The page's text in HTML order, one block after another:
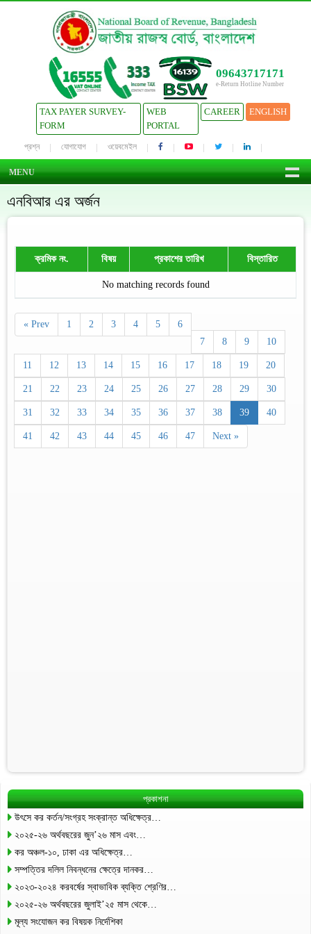
09643717171
e-Return Hotline Number
TAX PAYER SURVEY-
FORM
WEB
PORTAL
CAREER ENGLISH
প্রশ্ন যোগাযোগ ওয়েবমেইল
MENU
এনবিআর এর অর্জন
ক্রমিক নং. বিষয় প্রকাশের তারিখ বিস্তারিত
No matching records found
« Prev 1 2 3 4 5
6
7
8 9 10
11 12 13 14 15 16 17 18 19 20
21 22 23 24 25 26 27 28 29 30
31 32 33 34 35 36 37 38 39 40
41 42 43 44 45 46 47 Next »
প্রকাশনা
উৎসে কর কর্তন/সংগ্রহ সংক্রান্ত অধিক্ষেত্র…
২০২৫-২৬ অর্থবছরের জুন’২৬ মাস এবং…
কর অঞ্চল-১০, ঢাকা এর অধিক্ষেত্র…
সম্পত্তির দলিল নিবন্ধনের ক্ষেত্রে দানকর…
২০২৩-২০২৪ করবর্ষের স্বাভাবিক ব্যক্তি শ্রেণির…
২০২৫-২৬ অর্থবছরের জুলাই’২৫ মাস থেকে…
মূল্য সংযোজন কর বিষয়ক নির্দেশিকা